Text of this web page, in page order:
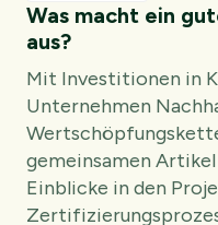
Was macht ein
aus?
Mit Investitionen in
Unternehmen
gemeinsamen
Einblicke in den